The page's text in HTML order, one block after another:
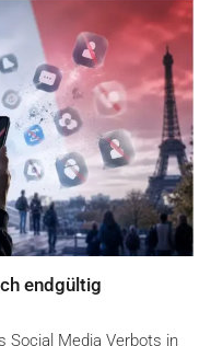
endgültig
Social Media Verbots in